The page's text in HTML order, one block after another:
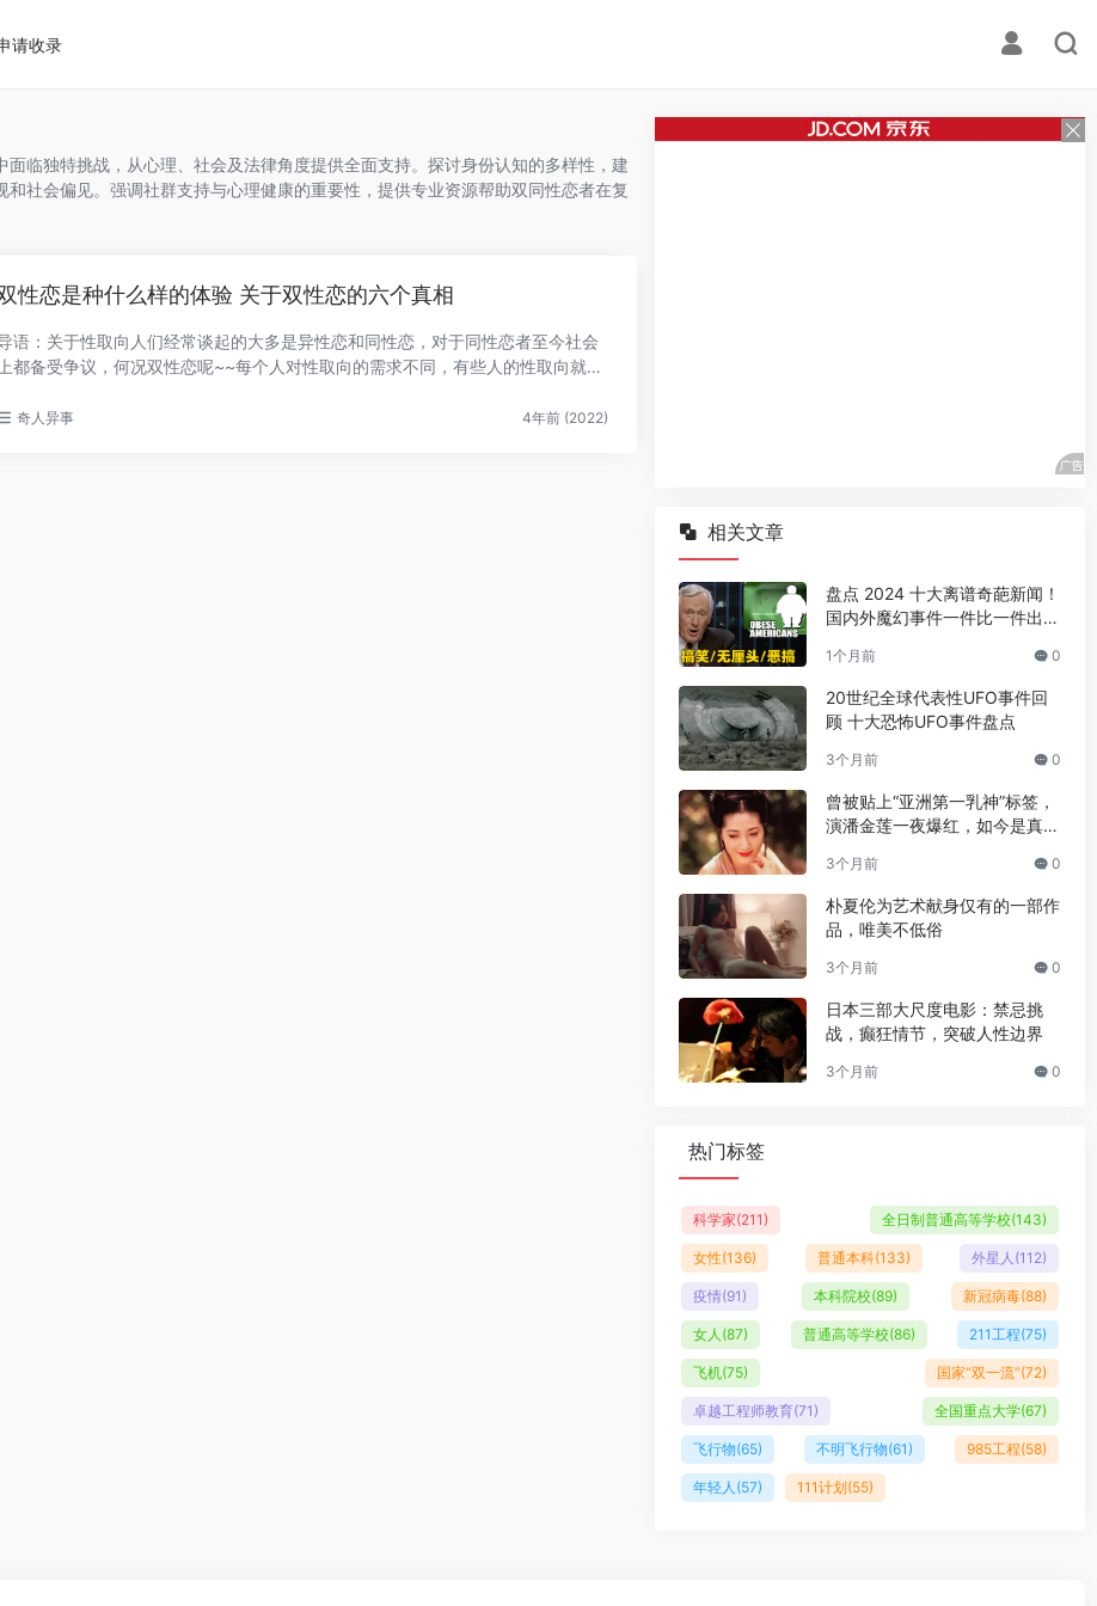
请收录
临独特挑战，从心理、社会及法律角度提供全面支持。探讨身份认知的多样性，建
和社会偏见。强调社群支持与心理健康的重要性，提供专业资源帮助双同性恋者在复
性恋是种什么样的体验 关于双性恋的六个真相
语：关于性取向人们经常谈起的大多是异性恋和同性恋，对于同性恋者至今社会
都备受争议，何况双性恋呢~~每个人对性取向的需求不同，有些人的性取向就是
奇人异事 4年前 (2022)
相关文章
盘点 2024 十大离谱奇葩新闻！
国内外魔幻事件一件比一件出人
1个月前 0
20世纪全球代表性UFO事件回
顾 十大恐怖UFO事件盘点
3个月前 0
曾被贴上“亚洲第一乳神”标签，
演潘金莲一夜爆红，如今是真的
3个月前 0
朴夏伦为艺术献身仅有的一部作
品，唯美不低俗
3个月前 0
日本三部大尺度电影：禁忌挑
战，癫狂情节，突破人性边界
3个月前 0
热门标签
科学家(211) 全日制普通高等学校(143)
女性(136) 普通本科(133) 外星人 (112)
疫情(91) 本科院校(89) 新冠病毒(88)
女人 (87) 普通高等学校(86) 211工程(75)
飞机(75) 国家“双一流”(72)
卓越工程师教育(71) 全国重点大学(67)
飞行物(65) 不明飞行物(61) 985工程(58)
年轻人 (57) 111计划(55)